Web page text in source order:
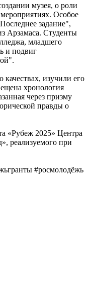
музея, о роли
Особое
задание",
Арзамаса. Студенты
младшего
и подвиг
качествах, изучили его
хронология
через призму
правды о
«Рубеж 2025» Центра
реализуемого при
#росмолодёжь